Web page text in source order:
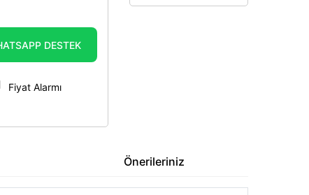
DESTEK
Fiyat Alarmı
Önerileriniz